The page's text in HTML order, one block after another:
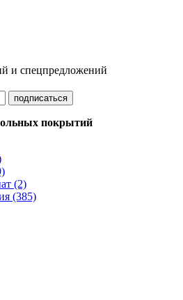
и спецпредложений
покрытий
(2)
(385)